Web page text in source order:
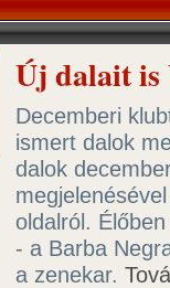
Új dalait is
Decemberi
ismert dalok
dalok
oldalról.
- a Barba
a zenekar.